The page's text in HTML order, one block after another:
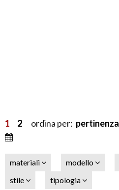
1 2 ordina per: pertinenza
materiali modello
stile
tipologia